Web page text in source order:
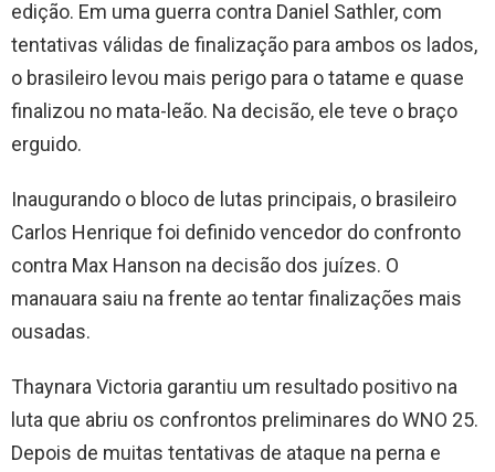
edição. Em uma guerra contra Daniel Sathler, com
tentativas válidas de finalização para ambos os lados,
o brasileiro levou mais perigo para o tatame e quase
finalizou no mata-leão. Na decisão, ele teve o braço
erguido.
Inaugurando o bloco de lutas principais, o brasileiro
Carlos Henrique foi definido vencedor do confronto
contra Max Hanson na decisão dos juízes. O
manauara saiu na frente ao tentar finalizações mais
ousadas.
Thaynara Victoria garantiu um resultado positivo na
luta que abriu os confrontos preliminares do WNO 25.
Depois de muitas tentativas de ataque na perna e